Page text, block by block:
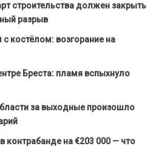
строительства должен закрыть
разрыв
костёлом: возгорание на
Бреста: пламя вспыхнуло
за выходные произошло
контрабанде на €203 000 — что